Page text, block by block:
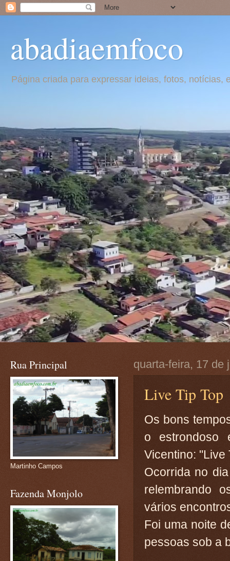
abadiaemfoco
Página criada para expressar ideias, fotos,
quarta-feira, 17 de
Live Tip Top
Os bons
o estrondoso
Vicentino: "Live
Ocorrida no
relembrando
vários
Foi uma noite
pessoas sob a
Rua Principal
Martinho Campos
Fazenda Monjolo